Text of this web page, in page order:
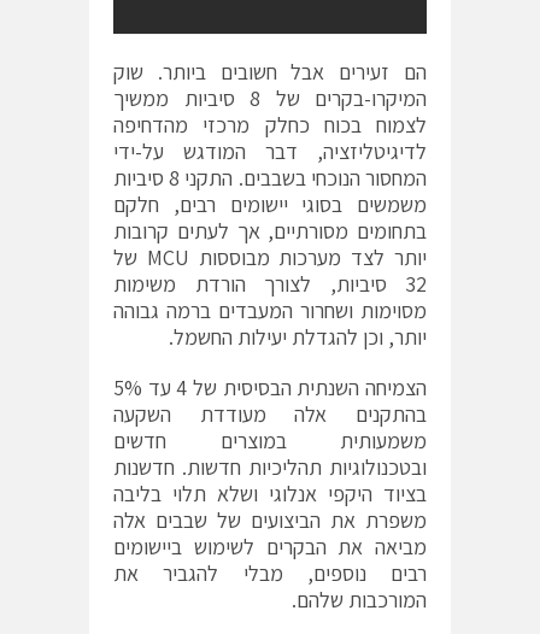
הם זעירים אבל חשובים ביותר. שוק
המיקרו-בקרים של 8 סיביות ממשיך
לצמוח בכוח כחלק מרכזי מהדחיפה
לדיגיטליזציה, דבר המודגש על-ידי
המחסור הנוכחי בשבבים. התקני 8 סיביות
משמשים בסוגי יישומים רבים, חלקם
בתחומים מסורתיים, אך לעתים קרובות
יותר לצד מערכות מבוססות MCU של
32 סיביות, לצורך הורדת משימות
מסוימות ושחרור המעבדים ברמה גבוהה
יותר, וכן להגדלת יעילות החשמל.
הצמיחה השנתית הבסיסית של 4 עד 5%
בהתקנים אלה מעודדת השקעה
משמעותית במוצרים חדשים
ובטכנולוגיות תהליכיות חדשות. חדשנות
בציוד היקפי אנלוגי ושלא תלוי בליבה
משפרת את הביצועים של שבבים אלה
מביאה את הבקרים לשימוש ביישומים
רבים נוספים, מבלי להגביר את
המורכבות שלהם.